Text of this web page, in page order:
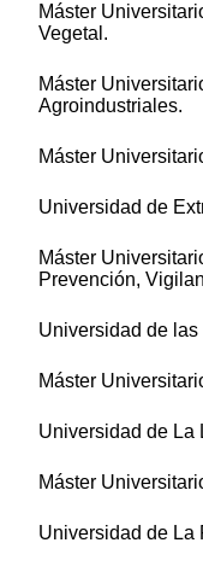
Máster
Vegetal.
Máster
Agroindustriales.
Máster
Universidad de
Máster
Prevención,
Universidad de
Máster
Universidad de La
Máster
Universidad de La